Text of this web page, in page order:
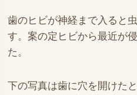
歯のヒビが神経まで入ると
す。案の定ヒビから最近が
た。
下の写真は歯に穴を開けた